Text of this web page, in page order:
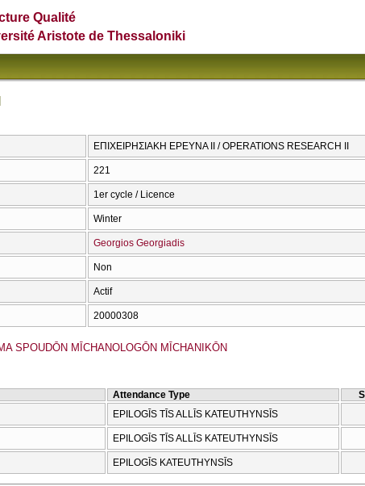
Qualité
Aristote de Thessaloniki
ΕΠΙΧΕΙΡΗΣΙΑΚΗ ΕΡΕΥΝΑ ΙΙ / OPERATIONS RESEARCH II
221
1er cycle / Licence
Winter
Georgios Georgiadis
Non
Actif
20000308
SPOUDŌN MĪCΗANOLOGŌN MĪCΗANIKŌN
Attendance Type
EPILOGĪS TĪS ALLĪS KATEUTHYNSĪS
EPILOGĪS TĪS ALLĪS KATEUTHYNSĪS
EPILOGĪS KATEUTHYNSĪS